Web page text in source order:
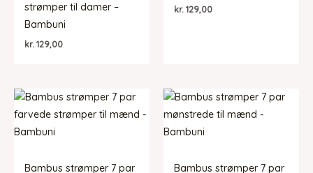
strømper til damer –
Bambuni
kr. 129,00
kr. 129,00
Bambus strømper 7 par
Bambus strømper 7 par